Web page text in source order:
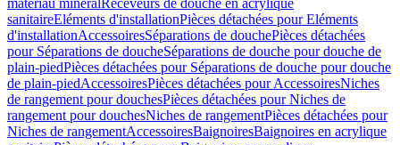
matériau minéralReceveurs de douche en acrylique
sanitaireEléments d'installationPièces détachées pour Eléments
d'installationAccessoiresSéparations de douchePièces détachées
pour Séparations de doucheSéparations de douche pour douche de
plain-piedPièces détachées pour Séparations de douche pour douche
de plain-piedAccessoiresPièces détachées pour AccessoiresNiches
de rangement pour douchesPièces détachées pour Niches de
rangement pour douchesNiches de rangementPièces détachées pour
Niches de rangementAccessoiresBaignoiresBaignoires en acrylique